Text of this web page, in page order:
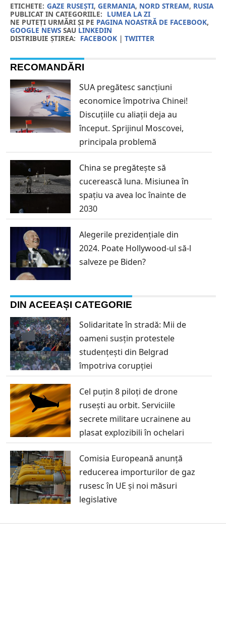
ETICHETE: GAZE RUSEȘTI, GERMANIA, NORD STREAM, RUSIA
PUBLICAT IN CATEGORIILE: LUMEA LA ZI
NE PUTEȚI URMĂRI ȘI PE PAGINA NOASTRĂ DE FACEBOOK,
GOOGLE NEWSSAU LINKEDIN
DISTRIBUIE ȘTIREA: FACEBOOK| TWITTER
RECOMANDĂRI
SUA pregătesc sancțiuni
economice împotriva Chinei!
Discuțiile cu aliații deja au
început. Sprijinul Moscovei,
principala problemă
China se pregătește să
cucerească luna. Misiunea în
spațiu va avea loc înainte de
2030
Alegerile prezidențiale din
2024. Poate Hollywood-ul să-l
salveze pe Biden?
DIN ACEEAȘI CATEGORIE
Solidaritate în stradă: Mii de
oameni susțin protestele
studențești din Belgrad
împotriva corupției
Cel puțin 8 piloți de drone
rusești au orbit. Serviciile
secrete militare ucrainene au
plasat explozibili în ochelari
Comisia Europeană anunță
reducerea importurilor de gaz
rusesc în UE și noi măsuri
legislative